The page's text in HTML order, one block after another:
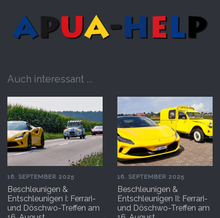
Auch interessant ...
16. SEPTEMBER 2025
Beschleunigen &
Entschleunigen I: Ferrari-
und Döschwo-Treffen am
16. SEPTEMBER 2025
Beschleunigen &
Entschleunigen II: Ferrari-
und Döschwo-Treffen am